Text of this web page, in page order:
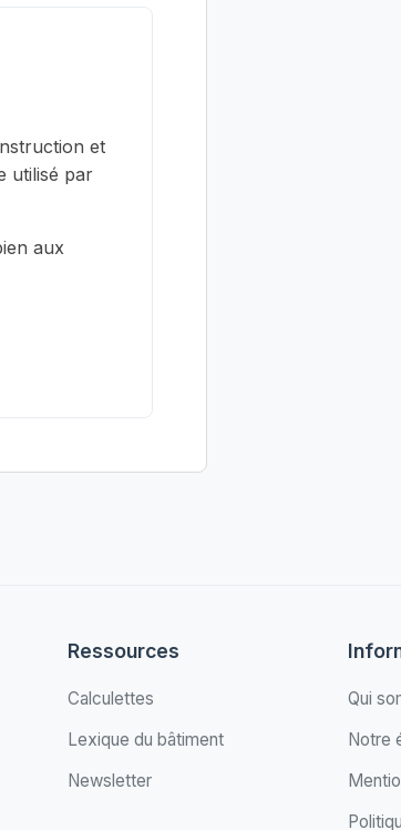
et
utilisé par
aux
Ressources
Calculettes
Lexique du bâtiment
Newsletter
Qui
Notre